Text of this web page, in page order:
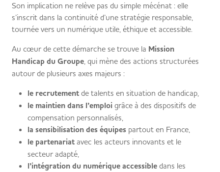
Son implication ne relève pas du simple mécénat : elle
s’inscrit dans la continuité d’une stratégie responsable,
tournée vers un numérique utile, éthique et accessible.
Au cœur de cette démarche se trouve la Mission
Handicap du Groupe, qui mène des actions structurées
autour de plusieurs axes majeurs :
le recrutement de talents en situation de handicap,
le maintien dans l’emploi grâce à des dispositifs de
compensation personnalisés,
la sensibilisation des équipes partout en France,
le partenariat avec les acteurs innovants et le
secteur adapté,
l’intégration du numérique accessible dans les